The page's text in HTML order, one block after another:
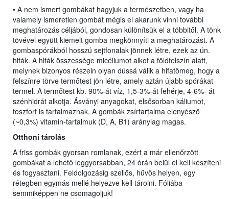
• A nem ismert gombákat hagyjuk a természetben, vagy ha
valamely ismeretlen gombát mégis el akarunk vinni további
meghatározás céljából, gondosan különítsük el a többitől. A tönk
tövével együtt kiemelt gomba megkönnyíti a meghatározást. A
gombaspórákból hosszú sejtfonalak jönnek létre, ezek az ún.
hifák. A hifák összessége micéliumot alkot a földfelszín alatt,
melynek bizonyos részein olyan dússá válik a hifatömeg, hogy a
felszínre törve termőtest jön létre, amely aztán újabb spórákat
termel. A termőtest kb. 90%-át víz, 1,5-3%-át fehérje, 4-6%- át
szénhidrát alkotja. Ásványi anyagokat, elsősorban káliumot,
foszfort is tartalmaznak. A gombák zsírtartalma elenyésző
(~0,3%) vitamin-tartalmuk (D, A, B1) aránylag magas.
Otthoni tárolás
A friss gombák gyorsan romlanak, ezért a már ellenőrzött
gombákat a lehető leggyorsabban, 24 órán belül el kell készíteni
és fogyasztani. Feldolgozásig szellős, hűvös helyen, egy
rétegben egymás mellé helyezve kell tárolni. Fóliába
semmiképpen ne csomagoljuk!